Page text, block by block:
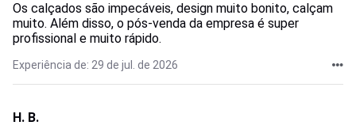
Os calçados são impecáveis, design muito bonito, calçam
muito. Além disso, o pós-venda da empresa é super
profissional e muito rápido.
Experiência de: 29 de jul. de 2026
H. B.